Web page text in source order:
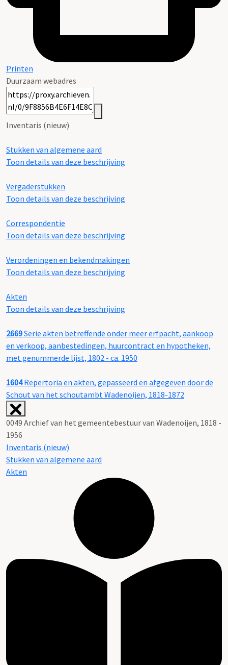
Printen
Duurzaam webadres
Inventaris (nieuw)
Stukken van algemene aard
Toon details van deze beschrijving
Vergaderstukken
Toon details van deze beschrijving
Correspondentie
Toon details van deze beschrijving
Verordeningen en bekendmakingen
Toon details van deze beschrijving
Akten
Toon details van deze beschrijving
2669Serie akten betreffende onder meer erfpacht, aankoop
en verkoop, aanbestedingen, huurcontract en hypotheken,
met genummerde lijst, 1802 - ca. 1950
1604 Repertoria en akten, gepasseerd en afgegeven door de
Schout van het schoutambt Wadenoijen, 1818-1872
0049 Archief van het gemeentebestuur van Wadenoijen, 1818 -
1956
Inventaris (nieuw)
Stukken van algemene aard
Akten